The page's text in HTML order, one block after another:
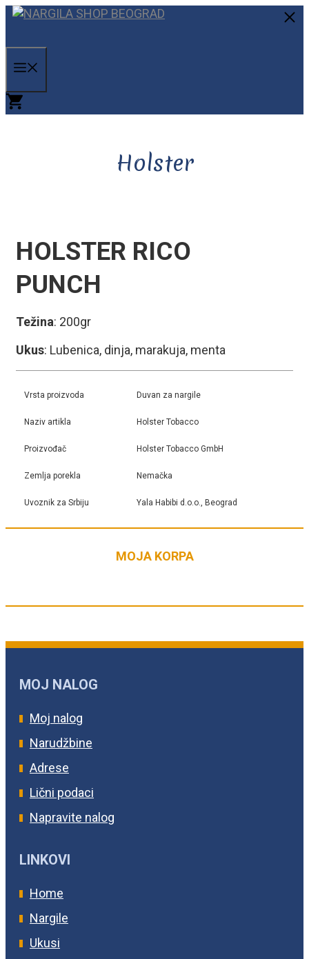
Skip
content
Holster
HOLSTER RICO
PUNCH
Težina: 200gr
Ukus: Lubenica, dinja, marakuja, menta
Vrsta proizvoda Duvan za nargile
Naziv artikla Holster Tobacco
Proizvođač Holster Tobacco GmbH
Zemlja porekla Nemačka
Uvoznik za Srbiju Yala Habibi d.o.o., Beograd
MOJA KORPA
MOJ NALOG
Moj nalog
Narudžbine
Adrese
Lični podaci
Napravite nalog
LINKOVI
Home
Nargile
Ukusi